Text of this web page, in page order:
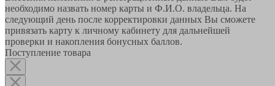
необходимо назвать номер карты и Ф.И.О. владельца. На
следующий день после корректировки данных Вы сможете
привязать карту к личному кабинету для дальнейшей
проверки и накопления бонусных баллов.
Поступление товара